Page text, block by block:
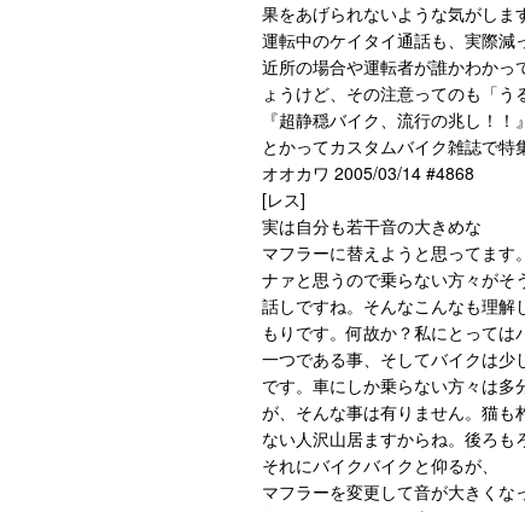
果をあげられないような気がしま
運転中のケイタイ通話も、実際減
近所の場合や運転者が誰かわかっ
ょうけど、その注意ってのも「う
『超静穏バイク、流行の兆し！！』
とかってカスタムバイク雑誌で特
オオカワ 2005/03/14 #4868
[レス]
実は自分も若干音の大きめな
マフラーに替えようと思ってます
ナァと思うので乗らない方々がそ
話しですね。そんなこんなも理解
もりです。何故か？私にとって
一つである事、そしてバイクは少
です。車にしか乗らない方々は
が、そんな事は有りません。猫も
ない人沢山居ますからね。後ろも
それにバイクバイクと仰るが、
マフラーを変更して音が大きくな